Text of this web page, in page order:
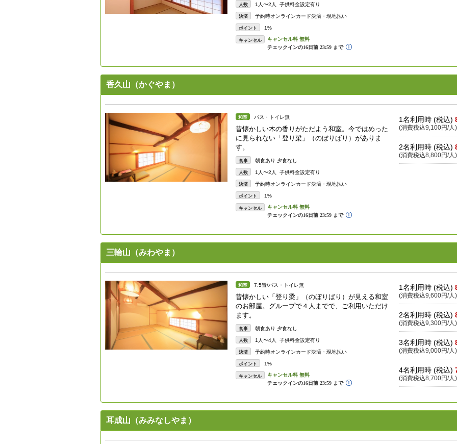
人数 1人〜2人 子供料金設定有り
決済 予約時オンラインカード決済・現地払い
ポイント 1%
キャンセル
香久山（かぐやま）
和室 バス・トイレ無
昔懐かしい木の香りがただよう和室。今ではめった
に見られない「登り梁」（のぼりばり）がありま
す。
食事 朝食あり 夕食なし
人数 1人〜2人 子供料金設定有り
決済 予約時オンラインカード決済・現地払い
ポイント 1%
キャンセル
1名利用時 (税込)
(消費税込9,100円/人)
2名利用時 (税込)
(消費税込8,800円/人)
三輪山（みわやま）
和室 7.5畳/バス・トイレ無
昔懐かしい「登り梁」（のぼりばり）が見える和室
のお部屋。グループで４人までで、ご利用いただけ
ます。
食事 朝食あり 夕食なし
人数 1人〜4人 子供料金設定有り
決済 予約時オンラインカード決済・現地払い
ポイント 1%
キャンセル
1名利用時 (税込)
(消費税込9,600円/人)
2名利用時 (税込)
(消費税込9,300円/人)
3名利用時 (税込)
(消費税込9,000円/人)
4名利用時 (税込)
(消費税込8,700円/人)
耳成山（みみなしやま）